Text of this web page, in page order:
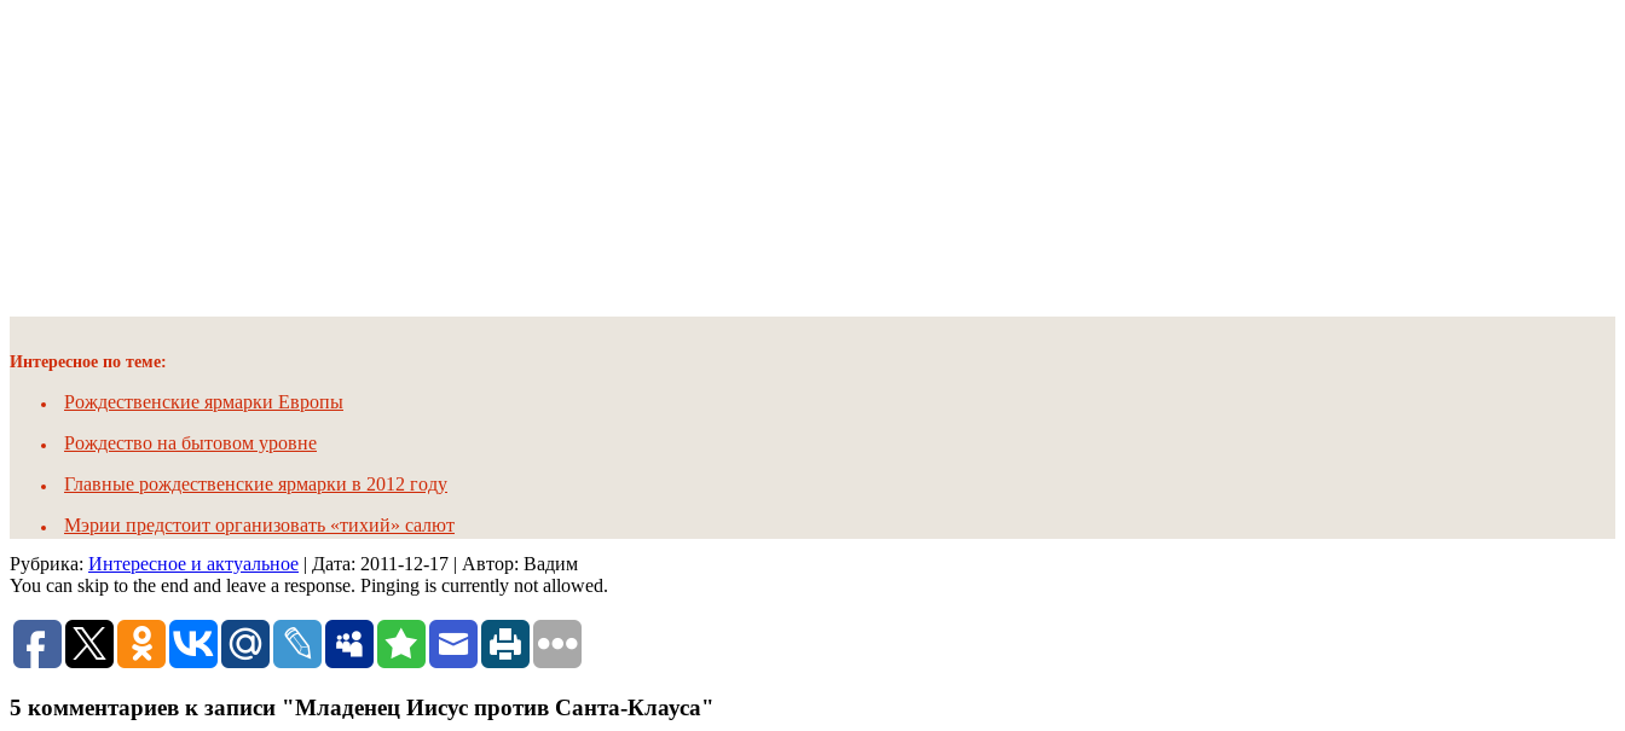
Интересное по теме:
Рождественские ярмарки Европы
Рождество на бытовом уровне
Главные рождественские ярмарки в 2012 году
Мэрии предстоит организовать «тихий» салют
Рубрика: Интересное и актуальное | Дата: 2011-12-17 | Автор: Вадим
You can skip to the end and leave a response. Pinging is currently not allowed.
5 комментариев к записи "Младенец Иисус против Санта-Клауса"